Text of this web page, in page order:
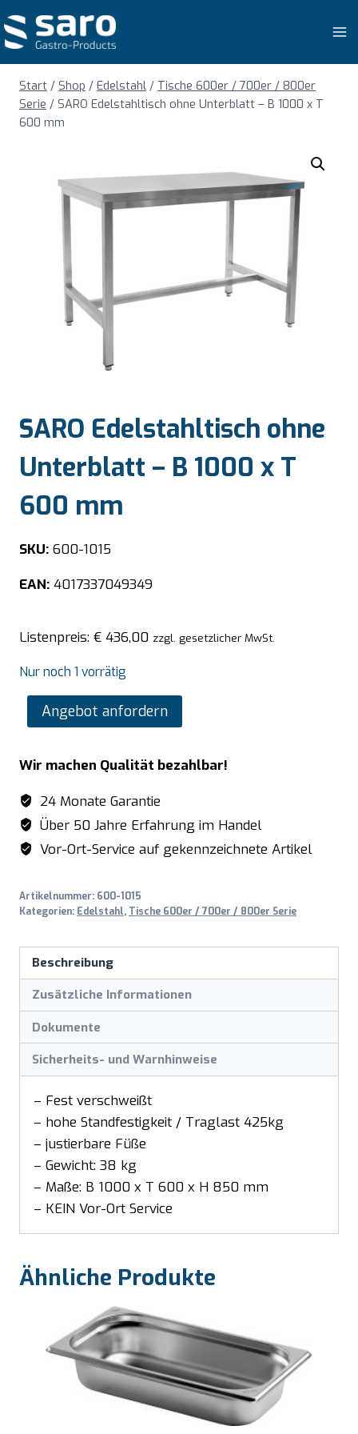
Inhalt
springen
Start / Shop / Edelstahl / Tische 600er / 700er / 800er
Serie / SARO Edelstahltisch ohne Unterblatt – B 1000 x T
600 mm
SARO Edelstahltisch ohne
Unterblatt – B 1000 x T
600 mm
SKU: 600-1015
EAN: 4017337049349
Listenpreis: € 436,00 zzgl. gesetzlicher MwSt.
Nur noch 1 vorrätig
SARO
Edelstahltisch
Unterblatt
-
B
1000
x
600
mm
Menge
Angebot anfordern
Wir machen Qualität bezahlbar!
24 Monate Garantie
Über 50 Jahre Erfahrung im Handel
Vor-Ort-Service auf gekennzeichnete Artikel
Artikelnummer: 600-1015
Kategorien: Edelstahl, Tische 600er / 700er / 800er Serie
Beschreibung
Zusätzliche Informationen
Dokumente
Sicherheits- und Warnhinweise
– Fest verschweißt
– hohe Standfestigkeit / Traglast 425kg
– justierbare Füße
– Gewicht: 38 kg
– Maße: B 1000 x T 600 x H 850 mm
– KEIN Vor-Ort Service
Ähnliche Produkte